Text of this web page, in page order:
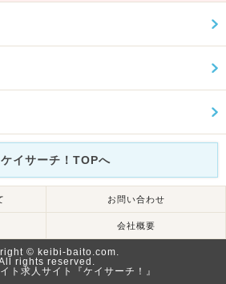
ケイサーチ！TOPへ
お問い合わせ
会社概要
© keibi-baito.com.
rights reserved.
ト求人サイト『ケイサーチ！』